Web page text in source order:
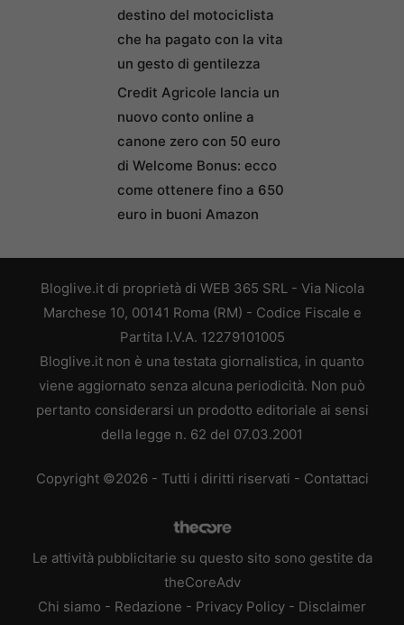
destino del motociclista
che ha pagato con la vita
un gesto di gentilezza
Credit Agricole lancia un
nuovo conto online a
canone zero con 50 euro
di Welcome Bonus: ecco
come ottenere fino a 650
euro in buoni Amazon
Bloglive.it di proprietà di WEB 365 SRL - Via Nicola
Marchese 10, 00141 Roma (RM) - Codice Fiscale e
Partita I.V.A. 12279101005
Bloglive.it non è una testata giornalistica, in quanto
viene aggiornato senza alcuna periodicità. Non può
pertanto considerarsi un prodotto editoriale ai sensi
della legge n. 62 del 07.03.2001
Copyright ©2026 - Tutti i diritti riservati - Contattaci
Le attività pubblicitarie su questo sito sono gestite da
theCoreAdv
Chi siamo - Redazione - Privacy Policy - Disclaimer